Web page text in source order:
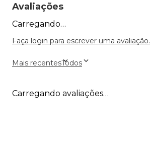
Avaliações
Carregando…
Faça login para escrever uma avaliação.
Mais recentesTodos
Carregando avaliações…